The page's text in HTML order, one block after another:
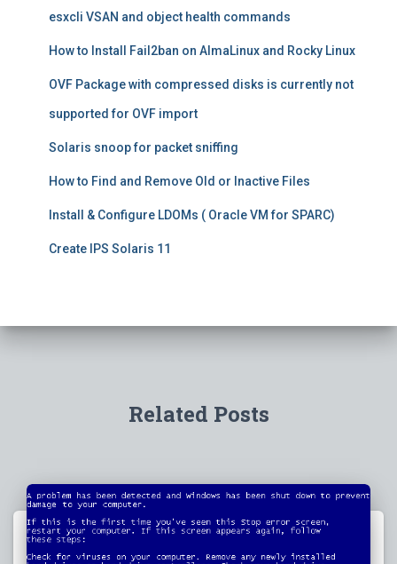
esxcli VSAN and object health commands
How to Install Fail2ban on AlmaLinux and Rocky Linux
OVF Package with compressed disks is currently not
supported for OVF import
Solaris snoop for packet sniffing
How to Find and Remove Old or Inactive Files
Install & Configure LDOMs ( Oracle VM for SPARC)
Create IPS Solaris 11
Related Posts